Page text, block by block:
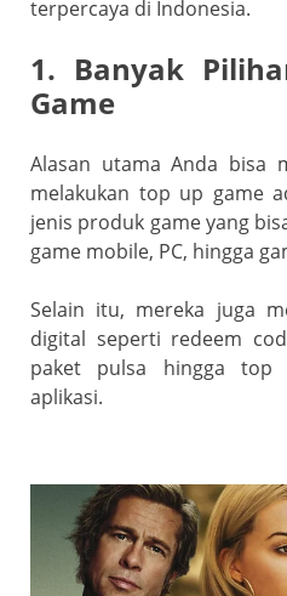
terpercaya di Indonesia.
1. Banyak
Game
Alasan utama Anda bisa
melakukan top up game
jenis produk game yang
game mobile, PC, hingga
Selain itu, mereka juga
digital seperti redeem
paket pulsa hingga top
aplikasi.